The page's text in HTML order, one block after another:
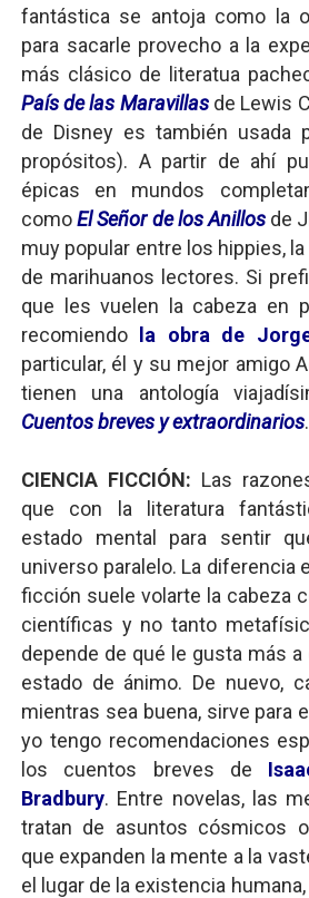
fantástica se antoja como la
para sacarle provecho a la
más clásico de literatua
País de las Maravillasde Lewis
de Disney es también usada
propósitos). A partir de ahí
épicas en mundos
comoEl Señor de los Anillos de
muy popular entre los hippies,
de marihuanos lectores. Si
que les vuelen la cabeza en
recomiendo
la obra de
particular, él y su mejor amigo
tienen una antología
Cuentos breves y extraordinarios.
CIENCIA FICCIÓN: Las
que con la literatura
estado mental para sentir
universo paralelo. La diferencia
ficción suele volarte la cabeza
científicas y no tanto
depende de qué le gusta más
estado de ánimo. De nuevo,
mientras sea buena, sirve para
yo tengo recomendaciones
los cuentos breves de
Bradbury. Entre novelas, las
tratan de asuntos cósmicos
que expanden la mente a la
el lugar de la existencia